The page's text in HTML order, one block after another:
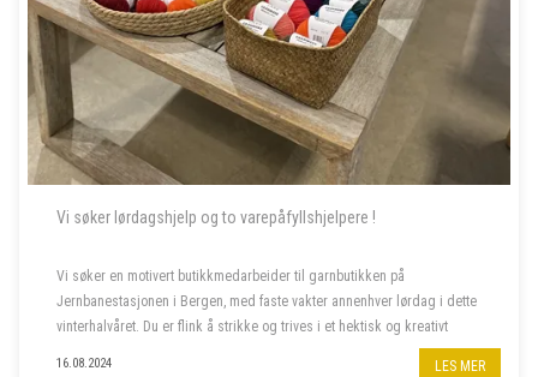
Vi søker lørdagshjelp og to varepåfyllshjelpere !
Vi søker en motivert butikkmedarbeider til garnbutikken på
Jernbanestasjonen i Bergen, med faste vakter annenhver lørdag i dette
vinterhalvåret. Du er flink å strikke og trives i et hektisk og kreativt
16.08.2024 LES MER